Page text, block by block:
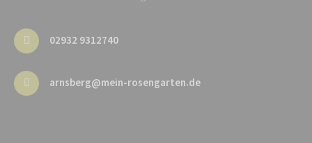
02932 9312740
arnsberg@mein-rosengarten.de